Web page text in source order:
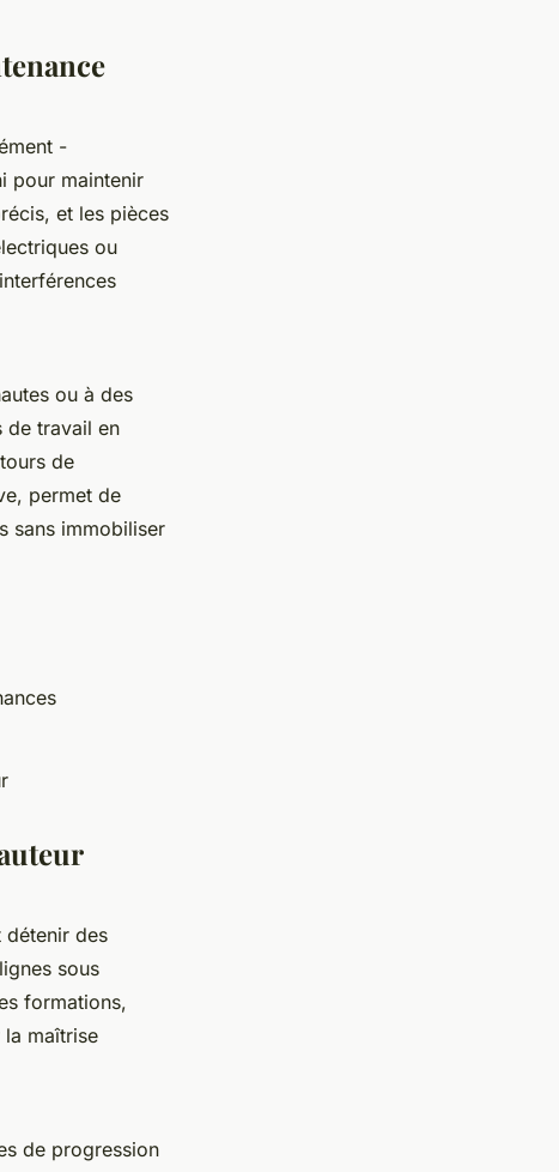
-
pour maintenir
et les pièces
ou
ou à des
de travail en
de
permet de
sans immobiliser
détenir des
sous
formations,
la maîtrise
de progression